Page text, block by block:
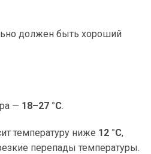
должен быть хороший
— 18–27 °C.
температуру ниже 12 °C,
перепады температуры.